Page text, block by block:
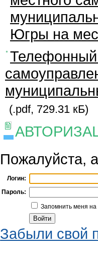
Югры на
Телефонный
(.pdf, 729.31 кБ)
Пожалуйста,
Логин:
Пароль:
Запомнить меня
Забыли свой